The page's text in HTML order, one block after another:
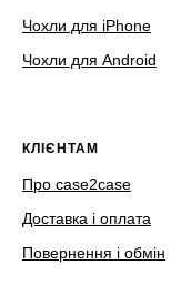
Чохли для iPhone
Чохли для Android
КЛІЄНТАМ
Про case2case
Доставка і оплата
Повернення і обмін